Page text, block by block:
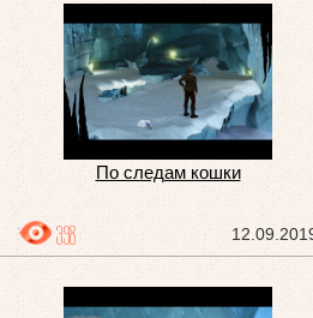
По следам кошки
398